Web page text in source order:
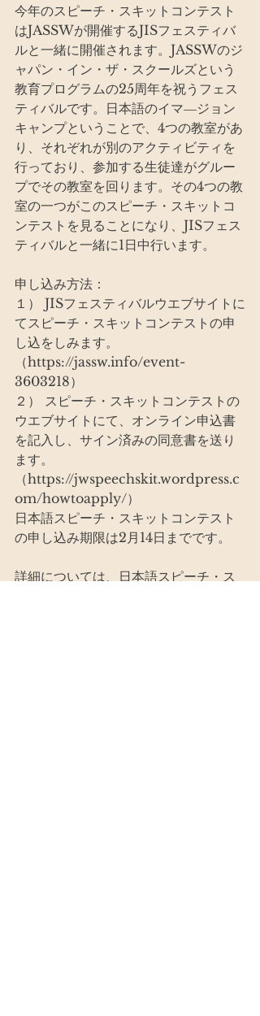
今年のスピーチ・スキットコンテスト
はJASSWが開催するJISフェスティバ
ルと一緒に開催されます。JASSWのジ
ャパン・イン・ザ・スクールズという
教育プログラムの25周年を祝うフェス
ティバルです。日本語のイマ―ジョン
キャンプということで、4つの教室があ
り、それぞれが別のアクティビティを
行っており、参加する生徒達がグルー
プでその教室を回ります。その4つの教
室の一つがこのスピーチ・スキットコ
ンテストを見ることになり、JISフェス
ティバルと一緒に1日中行います。
申し込み方法：
１） JISフェスティバルウエブサイトに
てスピーチ・スキットコンテストの申
し込をしみます。
（https://jassw.info/event-
3603218）
２） スピーチ・スキットコンテストの
ウエブサイトにて、オンライン申込書
を記入し、サイン済みの同意書を送り
ます。
（https://jwspeechskit.wordpress.c
om/howtoapply/）
日本語スピーチ・スキットコンテスト
の申し込み期限は2月14日までです。
詳細については、日本語スピーチ・ス